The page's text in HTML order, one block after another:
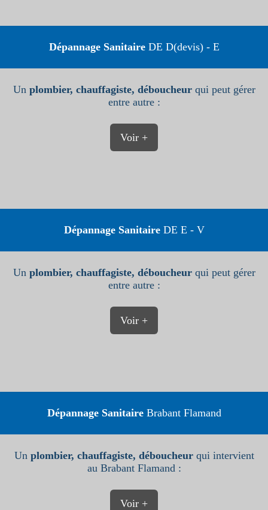
Dépannage SanitaireDE D(devis) - E
Un plombier, chauffagiste, déboucheurqui peut gérer
entre autre :
Voir +
Dépannage SanitaireDE E - V
Un plombier, chauffagiste, déboucheurqui peut gérer
entre autre :
Voir +
Dépannage SanitaireBrabant Flamand
Un plombier, chauffagiste, déboucheurqui intervient
au Brabant Flamand :
Voir +